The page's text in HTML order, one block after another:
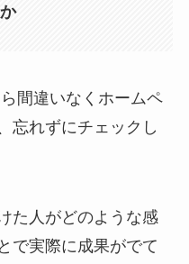
間違いなくホームペ
忘れずにチェックし
た人がどのような感
で実際に成果がでて